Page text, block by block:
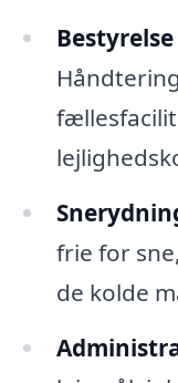
frie for
de kolde